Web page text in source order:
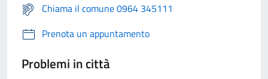
Chiama il comune 0964 345111
Prenota un appuntamento
Problemi in città